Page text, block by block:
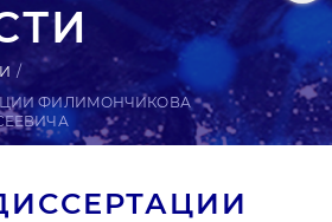
ФИЛИМОНЧИКОВА